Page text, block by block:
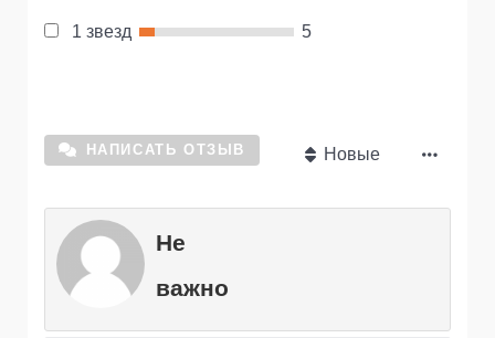
1 звезд 5
НАПИСАТЬ ОТЗЫВ Новые
Не
важно